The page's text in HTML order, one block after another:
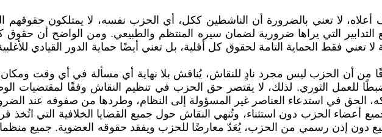
لا تعني بالضرورة أن الناشطين ككل، أي الحزب نفسه، لا يمتلكون
التدابير التي يراها ضرورية لضمان سيره المنتظم والطبيعي. ومن الواضح أن
تعني فقط الحماية التامة لحقوق كل أقلية، بل تعني أيضًا حماية الدور القيادي
أن الحزب ليس مجرد نادٍ للنقاش، يُناقش بلا نهاية أي مسألة في أي وقت
للعمل الثوري. لذلك، لا يقتصر حق الحزب في تنظيم النقاش وفقًا لمقتضيات
الحق في استدعاء العناصر غير المسؤولة إلى النظام، وطردها من صفوفه عند
أعضاء الحزب دون استثناء، وتُنهي النقاش حول جميع القضايا الخلافية التي اتُخذ
دون إذن رسمي من الحزب، يُعَدّ معارضًا للحزب ويفقد حقوقه العضوية. جميع منظمات